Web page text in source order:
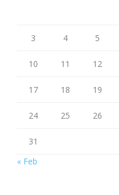
3 4 5
10 11 12
17 18 19
24 25 26
31
« Feb